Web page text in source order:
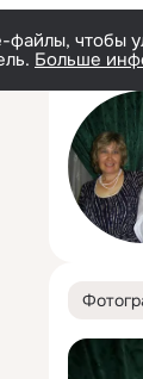
чтобы
Больше